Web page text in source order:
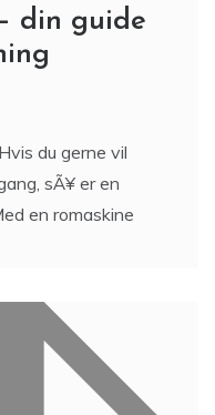
din guide
du gerne vil
sÃ¥ er en
en romaskine